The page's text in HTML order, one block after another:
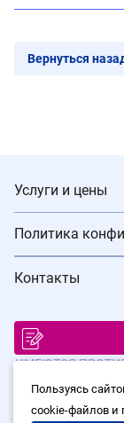
Вернуться
Услуги и цены
Политика
Контакты
ИМЕЮТСЯ
© Сеть клиник
Пользуясь
cookie-файлов и